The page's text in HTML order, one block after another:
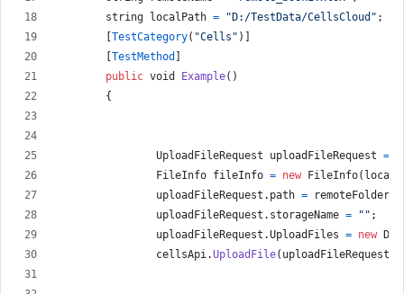
string
localPath = "D:/TestData/CellsCloud" ;
TestCategory( "Cells" )
TestMethod
public void Example( )
{
UploadFileRequest uploadFileRequest =
FileInfo fileInfo = new FileInfo(
uploadFileRequest . path = remoteFolder
uploadFileRequest . storageName = "" ;
uploadFileRequest .UploadFiles = new
cellsApi.UploadFile( uploadFileRequest